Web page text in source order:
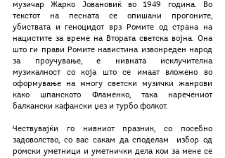
музичар Жарко Јовановиќ во 1949 година. Во
текстот на песната се опишани прогоните,
убиствата и геноцидот врз Ромите од страна на
нацистите за време на Втората светска војна. Она
што ги прави Ромите навистина извонреден народ
за проучување, е нивната исклучителна
музикалност со која што се имаат вложено во
оформување на многу светски музички жанрови
како шпанското Фламенко, така наречениот
балкански кафански џез и турбо фолкот.
Чествувајќи го нивниот празник, со посебно
задоволство, со вас сакам да споделам  избор од
ромски уметници и уметнички дела кои за мене се